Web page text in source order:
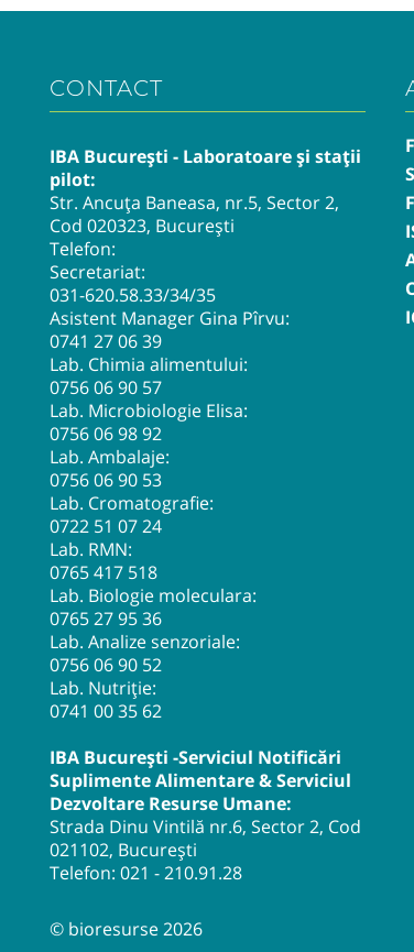
CONTACT
IBA București - Laboratoare și stații
pilot:
Str. Ancuța Baneasa, nr.5, Sector 2,
Cod 020323, București
Telefon:
Secretariat:
031-620.58.33/34/35
Asistent Manager Gina Pîrvu:
0741 27 06 39
Lab. Chimia alimentului:
0756 06 90 57
Lab. Microbiologie Elisa:
0756 06 98 92
Lab. Ambalaje:
0756 06 90 53
Lab. Cromatografie:
0722 51 07 24
Lab. RMN:
0765 417 518
Lab. Biologie moleculara:
0765 27 95 36
Lab. Analize senzoriale:
0756 06 90 52
Lab. Nutriție:
0741 00 35 62
IBA București -Serviciul Notificări
Suplimente Alimentare & Serviciul
Dezvoltare Resurse Umane:
Strada Dinu Vintilă nr.6, Sector 2, Cod
021102, București
Telefon: 021 - 210.91.28
© bioresurse 2026